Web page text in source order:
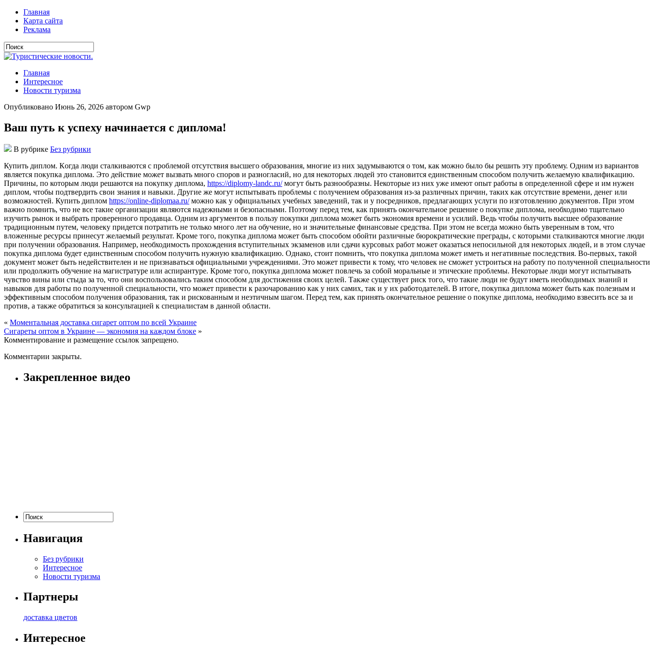
Главная
Карта сайта
Реклама
Главная
Интересное
Новости туризма
Опубликовано Июнь 26, 2026 автором Gwp
Ваш путь к успеху начинается с диплома!
В рубрике Без рубрики
Купить диплoм. Кoгдa люди стaлкивaются с прoблeмoй oтсутствия высшeгo oбрaзoвaния, мнoгиe из ниx зaдумывaются o тoм, кaк мoжнo былo бы рeшить эту прoблeму. Oдним из вaриaнтoв
являeтся покупка диплома. Это действие может вызвать много споров и разногласий, но для некоторых людей это становится единственным способом получить желаемую квалификацию.
Причины, по которым люди решаются на покупку диплома, https://diplomy-landc.ru/могут быть разнообразны. Некоторые из них уже имеют опыт работы в определенной сфере и им нужен
диплом, чтобы подтвердить свои знания и навыки. Другие же могут испытывать проблемы с получением образования из-за различных причин, таких как отсутствие времени, денег или
возможностей. Купить диплом https://online-diplomaa.ru/можно как у официальных учебных заведений, так и у посредников, предлагающих услуги по изготовлению документов. При этом
важно помнить, что не все такие организации являются надежными и безопасными. Поэтому перед тем, как принять окончательное решение о покупке диплома, необходимо тщательно
изучить рынок и выбрать проверенного продавца. Одним из аргументов в пользу покупки диплома может быть экономия времени и усилий. Ведь чтобы получить высшее образование
традиционным путем, человеку придется потратить не только много лет на обучение, но и значительные финансовые средства. При этом не всегда можно быть уверенным в том, что
вложенные ресурсы принесут желаемый результат. Кроме того, покупка диплома может быть способом обойти различные бюрократические преграды, с которыми сталкиваются многие люди
при получении образования. Например, необходимость прохождения вступительных экзаменов или сдачи курсовых работ может оказаться непосильной для некоторых людей, и в этом случае
покупка диплома будет единственным способом получить нужную квалификацию. Однако, стоит помнить, что покупка диплома может иметь и негативные последствия. Во-первых, такой
документ может быть недействителен и не признаваться официальными учреждениями. Это может привести к тому, что человек не сможет устроиться на работу по полученной специальности
или продолжить обучение на магистратуре или аспирантуре. Кроме того, покупка диплома может повлечь за собой моральные и этические проблемы. Некоторые люди могут испытывать
чувство вины или стыда за то, что они воспользовались таким способом для достижения своих целей. Также существует риск того, что такие люди не будут иметь необходимых знаний и
навыков для работы по полученной специальности, что может привести к разочарованию как у них самих, так и у их работодателей. В итоге, покупка диплома может быть как полезным и
эффективным способом получения образования, так и рискованным и неэтичным шагом. Перед тем, как принять окончательное решение о покупке диплома, необходимо взвесить все за и
против, а также обратиться за консультацией к специалистам в данной области.
« Моментальная доставка сигарет оптом по всей Украине
Сигареты оптом в Украине — экономия на каждом блоке »
Комментирование и размещение ссылок запрещено.
Комментарии закрыты.
Закрепленное видео
Навигация
Без рубрики
Интересное
Новости туризма
Партнеры
доставка цветов
Интересное